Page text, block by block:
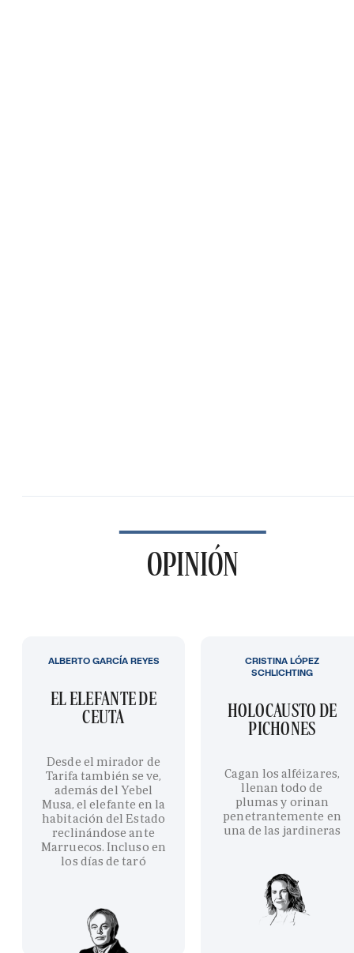
OPINIÓN
EL ELEFANTE DE
CEUTA
Desde el mirador de
Tarifa también se ve,
además del Yebel
Musa, el elefante en la
habitación del Estado
reclinándose ante
Marruecos. Incluso en
los días de taró
ALBERTO GARCÍA REYES
HOLOCAUSTO DE
PICHONES
Cagan los alféizares,
llenan todo de
plumas y orinan
penetrantemente en
una de las jardineras
CRISTINA LÓPEZ
SCHLICHTING